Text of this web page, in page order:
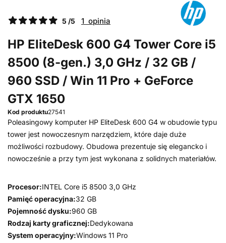
5 /5 1 opinia
HP EliteDesk 600 G4 Tower Core i5
8500 (8-gen.) 3,0 GHz / 32 GB /
960 SSD / Win 11 Pro + GeForce
GTX 1650
Kod produktu27541
Poleasingowy komputer HP EliteDesk 600 G4 w obudowie typu
tower jest nowoczesnym narzędziem, które daje duże
możliwości rozbudowy. Obudowa prezentuje się elegancko i
nowocześnie a przy tym jest wykonana z solidnych materiałów.
Procesor:INTEL Core i5 8500 3,0 GHz
Pamięć operacyjna:32 GB
Pojemność dysku:960 GB
Rodzaj karty graficznej:Dedykowana
System operacyjny:Windows 11 Pro